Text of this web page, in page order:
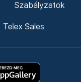
Szabályzatok
Telex Sales